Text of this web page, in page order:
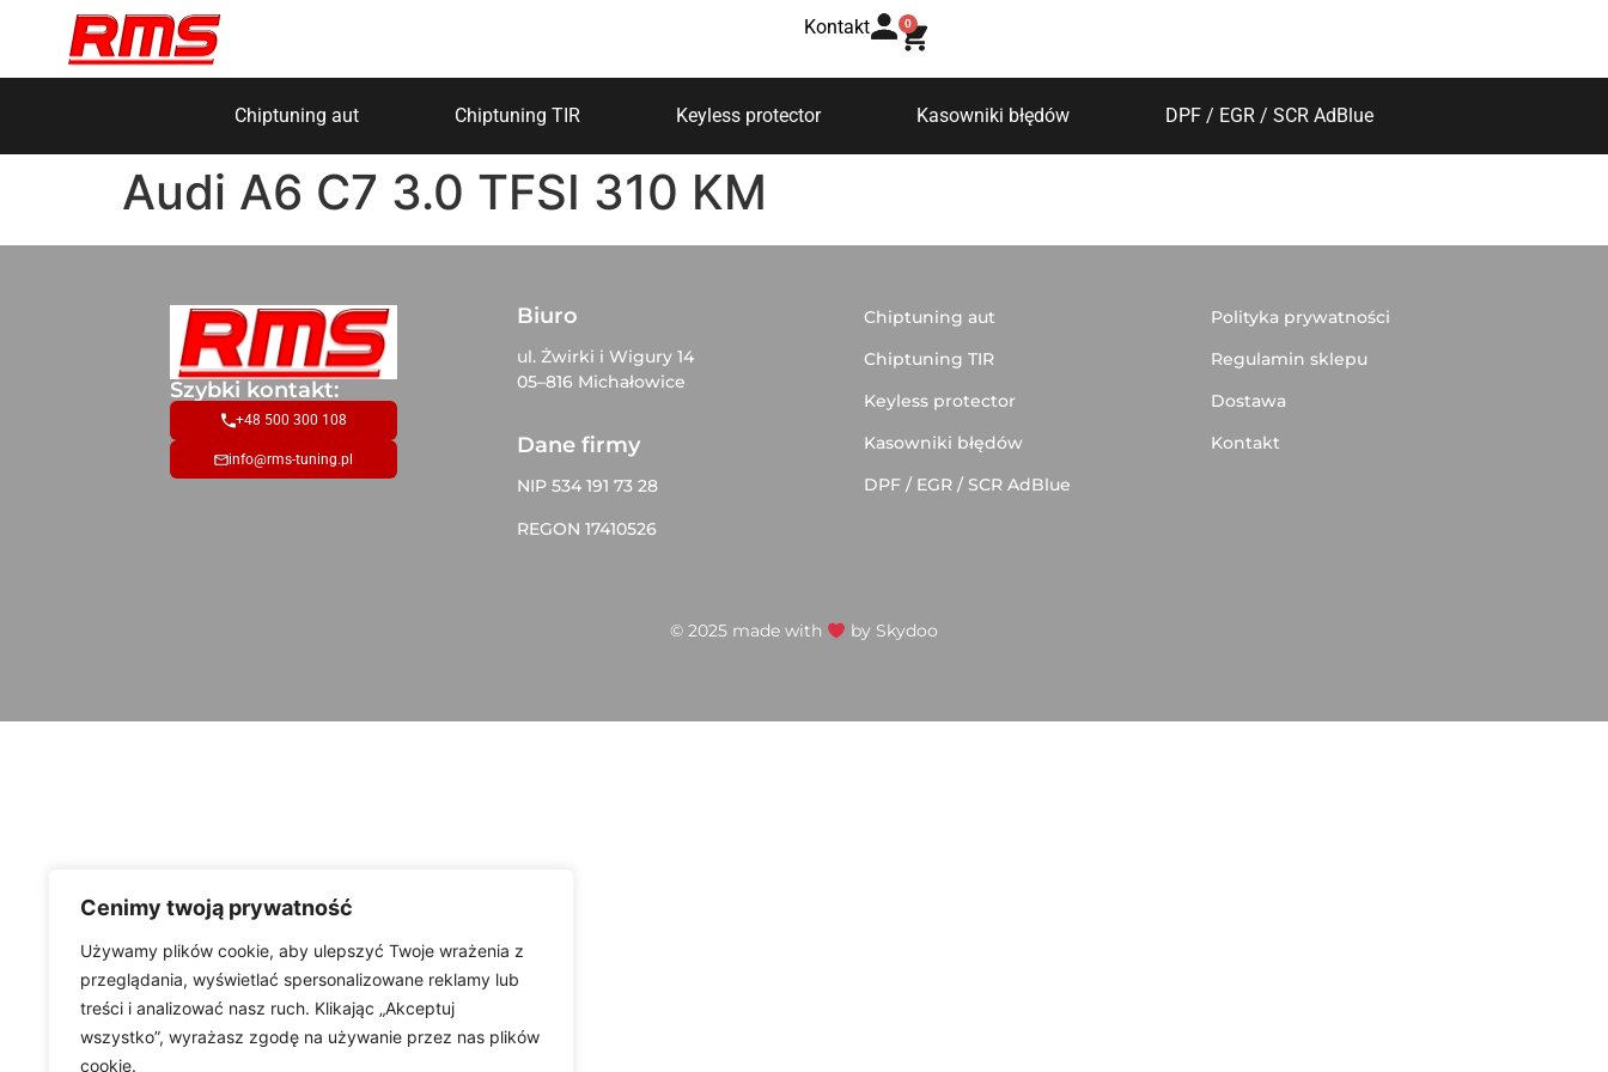
Cenimy twoją prywatność
Używamy plików cookie, aby ulepszyć Twoje wrażenia z
przeglądania, wyświetlać spersonalizowane reklamy lub
treści i analizować nasz ruch. Klikając „Akceptuj
wszystko”, wyrażasz zgodę na używanie przez nas plików
cookie.
Kontakt 0
Chiptuning aut Chiptuning TIR Keyless protector Kasowniki błędów DPF / EGR / SCR AdBlue
Audi A6 C7 3.0 TFSI 310 KM
Szybki kontakt:
+48 500 300 108
info@rms-tuning.pl
Biuro
ul. Żwirki i Wigury 14
05–816 Michałowice
Dane firmy
NIP 534 191 73 28
REGON 17410526
Chiptuning aut
Chiptuning TIR
Keyless protector
Kasowniki błędów
DPF / EGR / SCR AdBlue
Polityka prywatności
Regulamin sklepu
Dostawa
Kontakt
© 2025 made with by Skydoo